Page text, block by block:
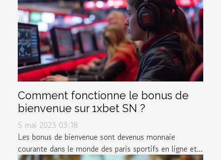
Comment fonctionne le bonus de
bienvenue sur 1xbet SN ?
5 mai 2023 03:18
Les bonus de bienvenue sont devenus monnaie
courante dans le monde des paris sportifs en ligne et...